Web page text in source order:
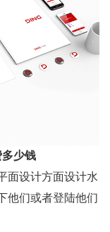
少钱
面设计方面设计水
他们或者登陆他们